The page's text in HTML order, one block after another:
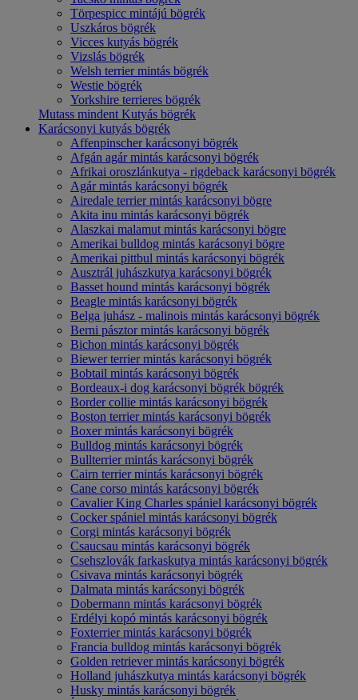
Törpespicc mintájú bögrék
Uszkáros bögrék
Vicces kutyás bögrék
Vizslás bögrék
Welsh terrier mintás bögrék
Westie bögrék
Yorkshire terrieres bögrék
Mutass mindent Kutyás bögrék
Karácsonyi kutyás bögrék
Affenpinscher karácsonyi bögrék
Afgán agár mintás karácsonyi bögrék
Afrikai oroszlánkutya - rigdeback karácsonyi bögrék
Agár mintás karácsonyi bögrék
Airedale terrier mintás karácsonyi bögre
Akita inu mintás karácsonyi bögrék
Alaszkai malamut mintás karácsonyi bögre
Amerikai bulldog mintás karácsonyi bögre
Amerikai pittbul mintás karácsonyi bögrék
Ausztrál juhászkutya karácsonyi bögrék
Basset hound mintás karácsonyi bögrék
Beagle mintás karácsonyi bögrék
Belga juhász - malinois mintás karácsonyi bögrék
Berni pásztor mintás karácsonyi bögrék
Bichon mintás karácsonyi bögrék
Biewer terrier mintás karácsonyi bögrék
Bobtail mintás karácsonyi bögrék
Bordeaux-i dog karácsonyi bögrék bögrék
Border collie mintás karácsonyi bögrék
Boston terrier mintás karácsonyi bögrék
Boxer mintás karácsonyi bögrék
Bulldog mintás karácsonyi bögrék
Bullterrier mintás karácsonyi bögrék
Cairn terrier mintás karácsonyi bögrék
Cane corso mintás karácsonyi bögrék
Cavalier King Charles spániel karácsonyi bögrék
Cocker spániel mintás karácsonyi bögrék
Corgi mintás karácsonyi bögrék
Csaucsau mintás karácsonyi bögrék
Csehszlovák farkaskutya mintás karácsonyi bögrék
Csivava mintás karácsonyi bögrék
Dalmata mintás karácsonyi bögrék
Dobermann mintás karácsonyi bögrék
Erdélyi kopó mintás karácsonyi bögrék
Foxterrier mintás karácsonyi bögrék
Francia bulldog mintás karácsonyi bögrék
Golden retriever mintás karácsonyi bögrék
Holland juhászkutya mintás karácsonyi bögrék
Husky mintás karácsonyi bögrék